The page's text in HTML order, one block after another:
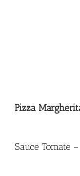
Pizza
Sauce Tomate